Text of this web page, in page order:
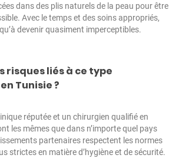
dans des plis naturels de la peau pour être
Avec le temps et des soins appropriés,
devenir quasiment imperceptibles.
risques liés à ce type
Tunisie ?
réputée et un chirurgien qualifié en
les mêmes que dans n’importe quel pays
partenaires respectent les normes
strictes en matière d’hygiène et de sécurité.